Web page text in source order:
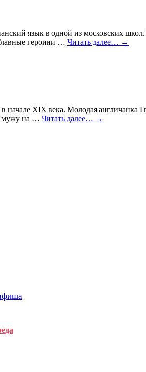
язык в одной из московских
героини … Читать далее… →
XIX века. Молодая англичанка
мужу на … Читать далее… →